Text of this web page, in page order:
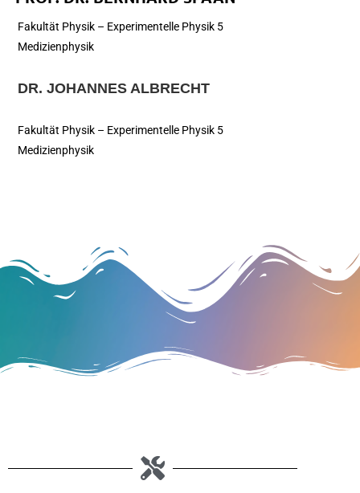
Fakultät Physik – Experimentelle Physik 5
Medizienphysik
DR. JOHANNES ALBRECHT
Fakultät Physik – Experimentelle Physik 5
Medizienphysik